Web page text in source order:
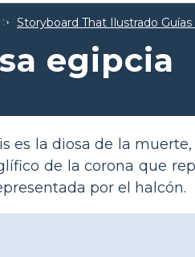
Storyboard That Ilustrado Guías
egipcia
es la diosa de la
de la corona que
por el halcón.